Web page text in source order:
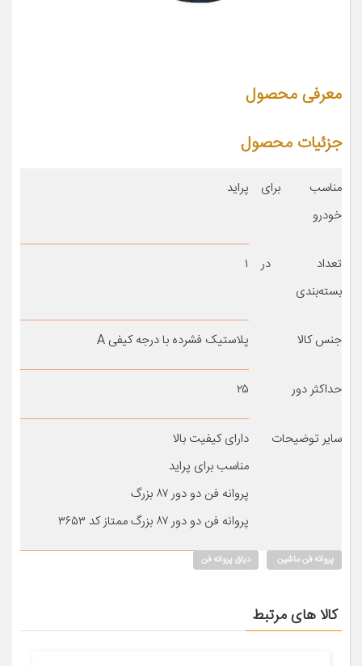
معرفی محصول
جزئیات محصول
مناسب برای
خودرو
پراید
تعداد در
بسته‌بندی
۱
جنس کالا پلاستیک فشرده با درجه کیفی A
حداکثر دور ۲۵
سایر توضیحات
دارای کیفیت بالا
مناسب برای پراید
پروانه فن دو دور ۸۷ بزرگ
پروانه فن دو دور ۸۷ بزرگ ممتاز کد ۳۶۵۳
پروانه فن ماشین دیاق پروانه فن
کالا های مرتبط